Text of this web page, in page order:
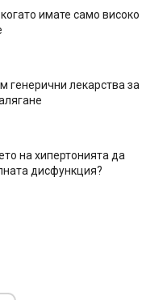
имате само високо
генерични лекарства за
на хипертонията да
дисфункция?